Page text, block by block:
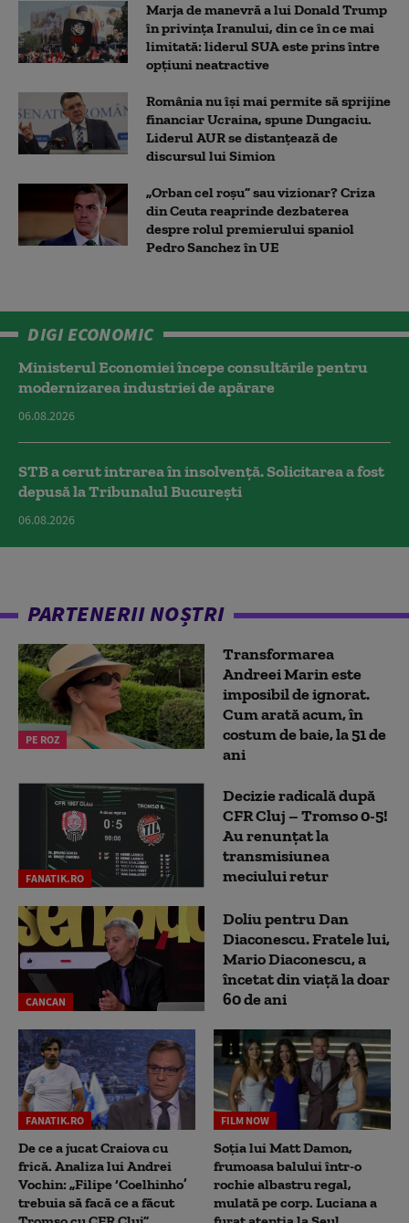
Marja de manevră a lui Donald Trump
în privința Iranului, din ce în ce mai
limitată: liderul SUA este prins între
opțiuni neatractive
România nu își mai permite să sprijine
financiar Ucraina, spune Dungaciu.
Liderul AUR se distanțează de
discursul lui Simion
„Orban cel roșu” sau vizionar? Criza
din Ceuta reaprinde dezbaterea
despre rolul premierului spaniol
Pedro Sanchez în UE
DIGI ECONOMIC
Ministerul Economiei începe consultările pentru
modernizarea industriei de apărare
06.08.2026
STB a cerut intrarea în insolvență. Solicitarea a fost
depusă la Tribunalul București
06.08.2026
PARTENERII NOȘTRI
PE ROZ
Transformarea
Andreei Marin este
imposibil de ignorat.
Cum arată acum, în
costum de baie, la 51 de
ani
FANATIK.RO
Decizie radicală după
CFR Cluj – Tromso 0-5!
Au renunțat la
transmisiunea
meciului retur
CANCAN
Doliu pentru Dan
Diaconescu. Fratele lui,
Mario Diaconescu, a
încetat din viață la doar
60 de ani
FANATIK.RO
De ce a jucat Craiova cu
frică. Analiza lui Andrei
Vochin: „Filipe ‘Coelhinho’
trebuia să facă ce a făcut
FILM NOW
Soția lui Matt Damon,
frumoasa balului într-o
rochie albastru regal,
mulată pe corp. Luciana a